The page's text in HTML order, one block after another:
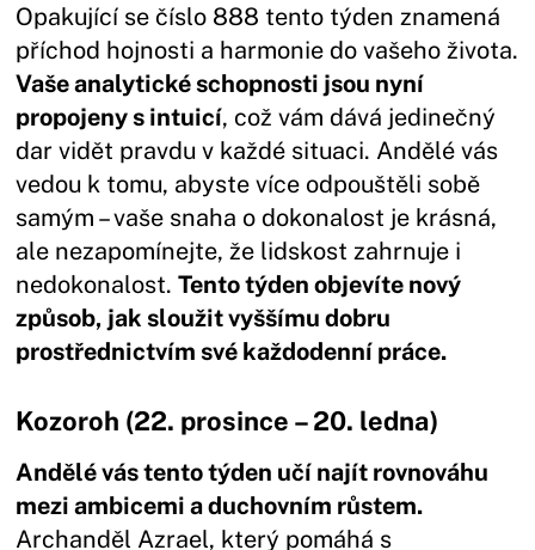
Opakující se číslo 888 tento týden znamená
příchod hojnosti a harmonie do vašeho života.
Vaše analytické schopnosti jsou nyní
propojeny s intuicí, což vám dává jedinečný
dar vidět pravdu v každé situaci. Andělé vás
vedou k tomu, abyste více odpouštěli sobě
samým – vaše snaha o dokonalost je krásná,
ale nezapomínejte, že lidskost zahrnuje i
nedokonalost.Tento týden objevíte nový
způsob, jak sloužit vyššímu dobru
prostřednictvím své každodenní práce.
Kozoroh (22. prosince – 20. ledna)
Andělé vás tento týden učí najít rovnováhu
mezi ambicemi a duchovním růstem.
Archanděl Azrael, který pomáhá s